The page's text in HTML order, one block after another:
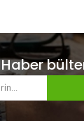
Haber